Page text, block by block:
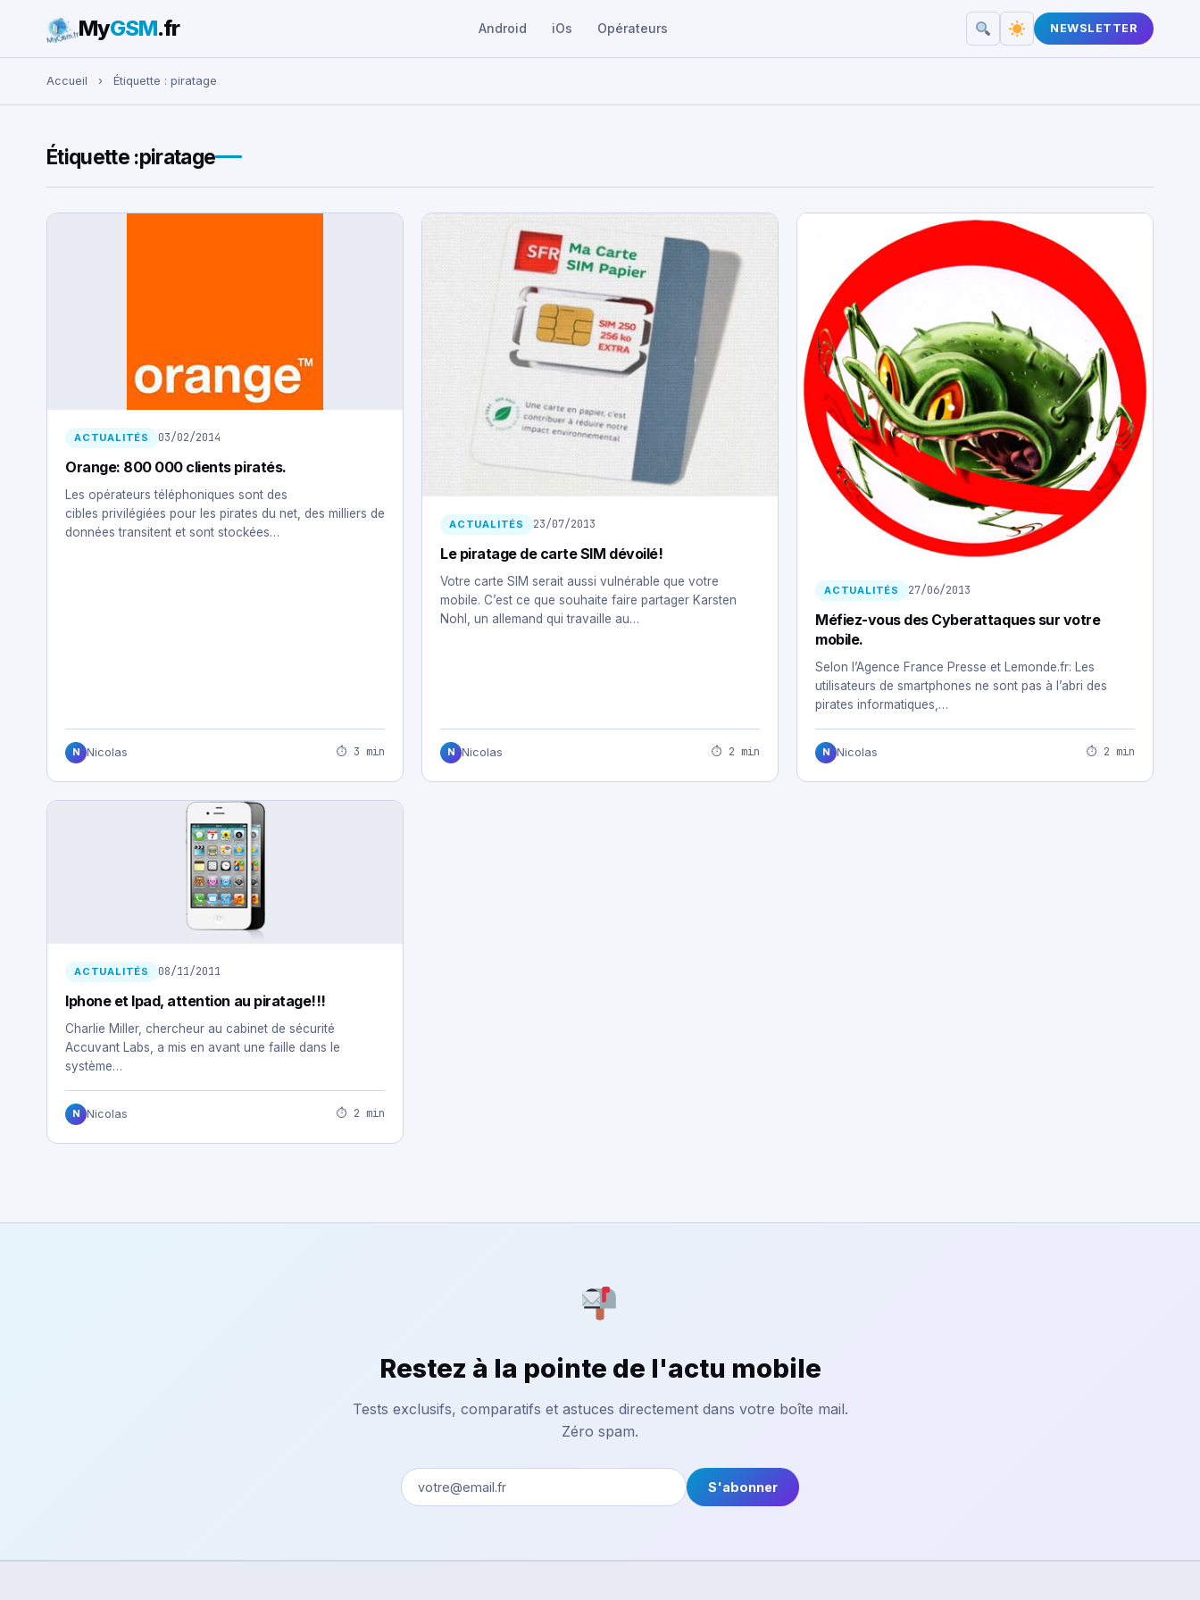
Rechercher :
MyGSM.fr Android iOs Opérateurs NEWSLETTER
Accueil › Étiquette : piratage
Étiquette :piratage
ACTUALITÉS 03/02/2014
Orange: 800 000 clients piratés.
Les opérateurs téléphoniques sont des
cibles privilégiées pour les pirates du net, des milliers de
données transitent et sont stockées…
N Nicolas ⏱ 3 min
ACTUALITÉS 23/07/2013
Le piratage de carte SIM dévoilé!
Votre carte SIM serait aussi vulnérable que votre
mobile. C’est ce que souhaite faire partager Karsten
Nohl, un allemand qui travaille au…
N Nicolas ⏱ 2 min
ACTUALITÉS 27/06/2013
Méfiez-vous des Cyberattaques sur votre
mobile.
Selon l’Agence France Presse et Lemonde.fr: Les
utilisateurs de smartphones ne sont pas à l’abri des
pirates informatiques,…
N Nicolas ⏱ 2 min
ACTUALITÉS 08/11/2011
Iphone et Ipad, attention au piratage!!!
Charlie Miller, chercheur au cabinet de sécurité
Accuvant Labs, a mis en avant une faille dans le
système…
N Nicolas ⏱ 2 min
Restez à la pointe de l'actu mobile
Tests exclusifs, comparatifs et astuces directement dans votre boîte mail.
Zéro spam.
S'abonner